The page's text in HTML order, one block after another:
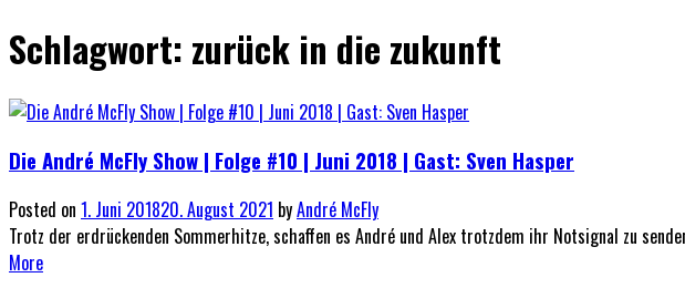
Schlagwort: zurück in die zukunft
Die André McFly Show | Folge #10 | Juni 2018 | Gast: Sven Hasper
Posted on 1. Juni 201820. August 2021 byAndré McFly
Trotz der erdrückenden Sommerhitze, schaffen es André und Alex trotzdem ihr Notsignal zu
More